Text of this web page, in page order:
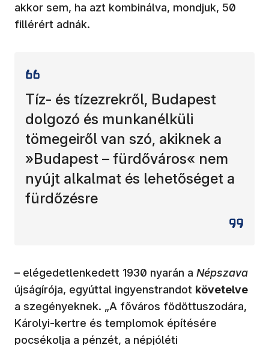
akkor sem, ha azt kombinálva, mondjuk, 50
fillérért adnák.
Tíz- és tízezrekről, Budapest
dolgozó és munkanélküli
tömegeiről van szó, akiknek a
»Budapest – fürdőváros« nem
nyújt alkalmat és lehetőséget a
fürdőzésre
– elégedetlenkedett 1930 nyarán a Népszava
újságírója, egyúttal ingyenstrandot követelve
a szegényeknek. „A főváros födöttuszodára,
Károlyi-kertre és templomok építésére
pocsékolja a pénzét, a népjóléti